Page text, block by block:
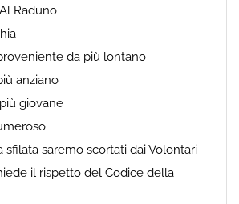
Raduno
da più lontano
anziano
giovane
sfilata saremo scortati dai Volontari
il rispetto del Codice della